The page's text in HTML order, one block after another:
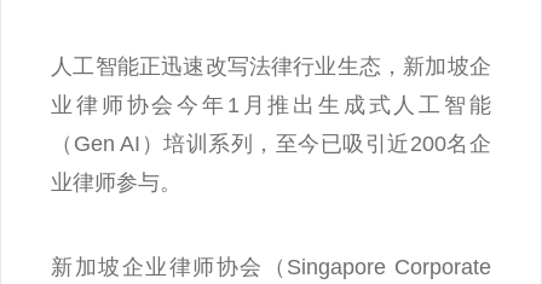
人工智能正迅速改写法律行业生态，新加坡企
业律师协会今年1月推出生成式人工智能
（Gen AI）培训系列，至今已吸引近200名企
业律师参与。
新加坡企业律师协会（Singapore Corporate